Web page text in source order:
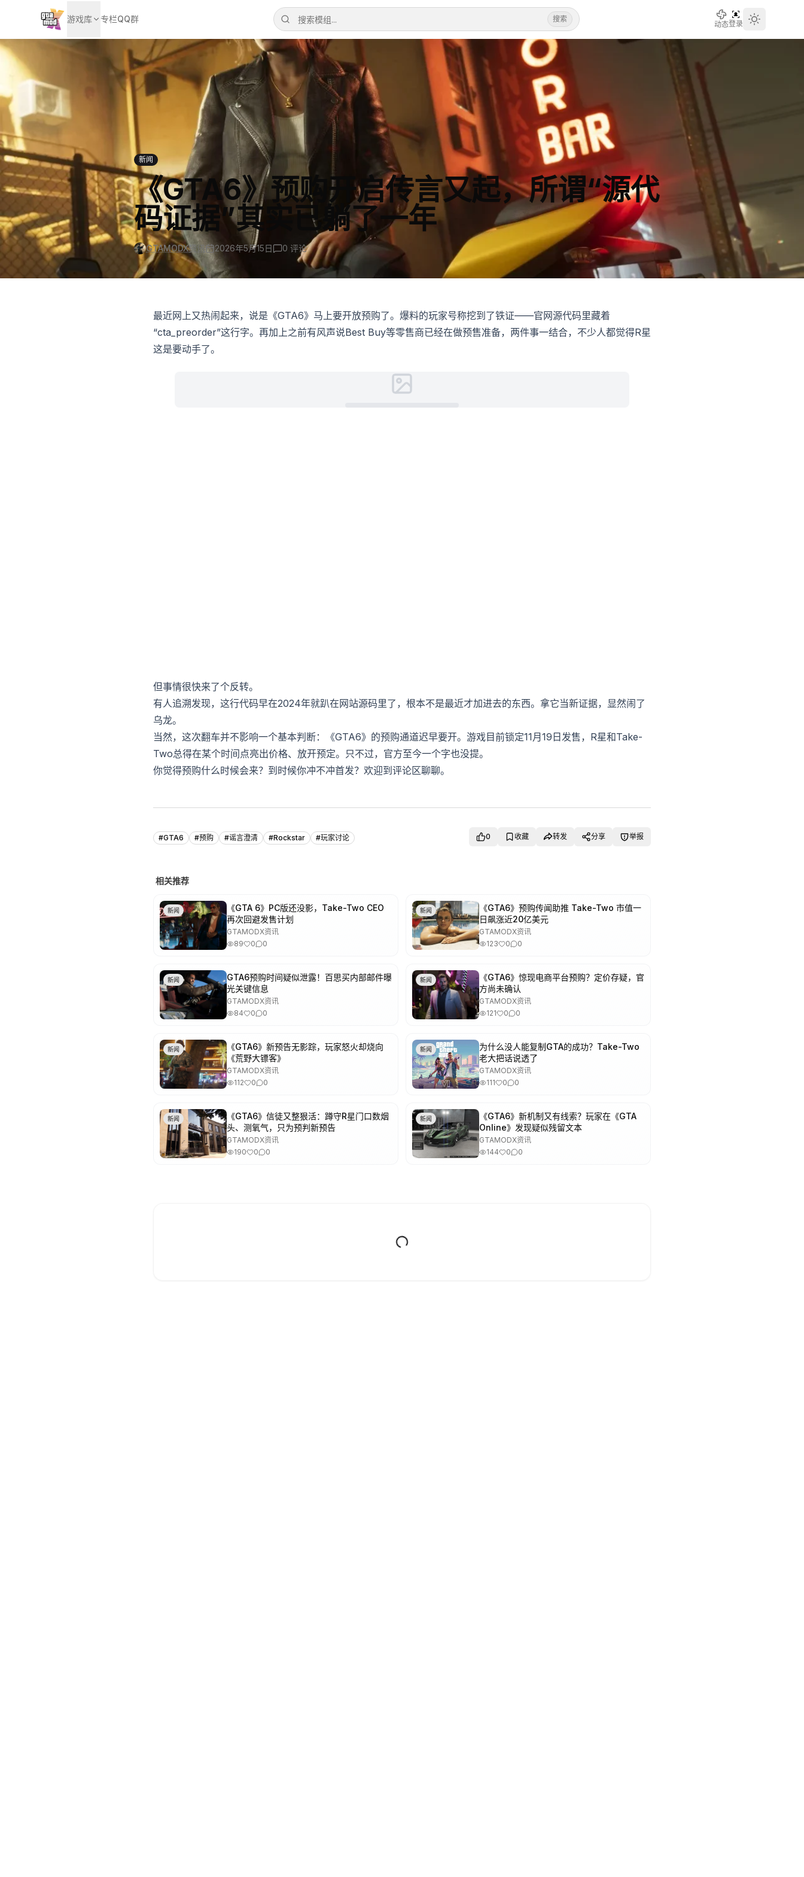
游戏库 专栏QQ群 搜索
动态登录
新闻
《GTA6》预购开启传言又起，所谓“源代
码证据”其实已躺了一年
GTAMODX资讯 2026年5月15日 0 评论
最近网上又热闹起来，说是《GTA6》马上要开放预购了。爆料的玩家号称挖到了铁证——官网源代码里藏着
“cta_preorder”这行字。再加上之前有风声说Best Buy等零售商已经在做预售准备，两件事一结合，不少人都觉得R星
这是要动手了。
但事情很快来了个反转。
有人追溯发现，这行代码早在2024年就趴在网站源码里了，根本不是最近才加进去的东西。拿它当新证据，显然闹了
乌龙。
当然，这次翻车并不影响一个基本判断：《GTA6》的预购通道迟早要开。游戏目前锁定11月19日发售，R星和Take-
Two总得在某个时间点亮出价格、放开预定。只不过，官方至今一个字也没提。
你觉得预购什么时候会来？到时候你冲不冲首发？欢迎到评论区聊聊。
#GTA6 #预购 #谣言澄清 #Rockstar #玩家讨论 0 收藏 转发 分享 举报
相关推荐
新闻
《GTA 6》PC版还没影，Take-Two CEO
再次回避发售计划
GTAMODX资讯
89
0 0
新闻
《GTA6》预购传闻助推 Take-Two 市值一
日飙涨近20亿美元
GTAMODX资讯
123
0 0
新闻
GTA6预购时间疑似泄露！百思买内部邮件曝
光关键信息
GTAMODX资讯
84
0 0
新闻
《GTA6》惊现电商平台预购？定价存疑，官
方尚未确认
GTAMODX资讯
121
0 0
新闻
《GTA6》新预告无影踪，玩家怒火却烧向
《荒野大镖客》
GTAMODX资讯
112
0 0
新闻
为什么没人能复制GTA的成功？Take-Two
老大把话说透了
GTAMODX资讯
111
0 0
新闻
《GTA6》信徒又整狠活：蹲守R星门口数烟
头、测氧气，只为预判新预告
GTAMODX资讯
190
0 0
新闻
《GTA6》新机制又有线索？玩家在《GTA
Online》发现疑似残留文本
GTAMODX资讯
144
0 0